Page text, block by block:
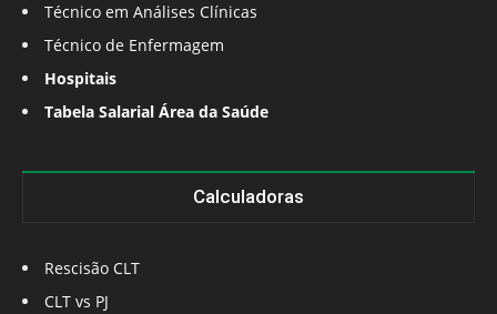
Técnico em Análises Clínicas
Técnico de Enfermagem
Hospitais
Tabela Salarial Área da Saúde
Calculadoras
Rescisão CLT
CLT vs PJ